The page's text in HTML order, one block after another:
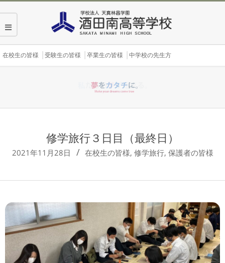
content
Secondary
在校生の皆様 受験生の皆様 卒業生の皆様 中学校の先生方
修学旅行３日目（最終日）
2021年11月28日 在校生の皆様, 修学旅行, 保護者の皆様